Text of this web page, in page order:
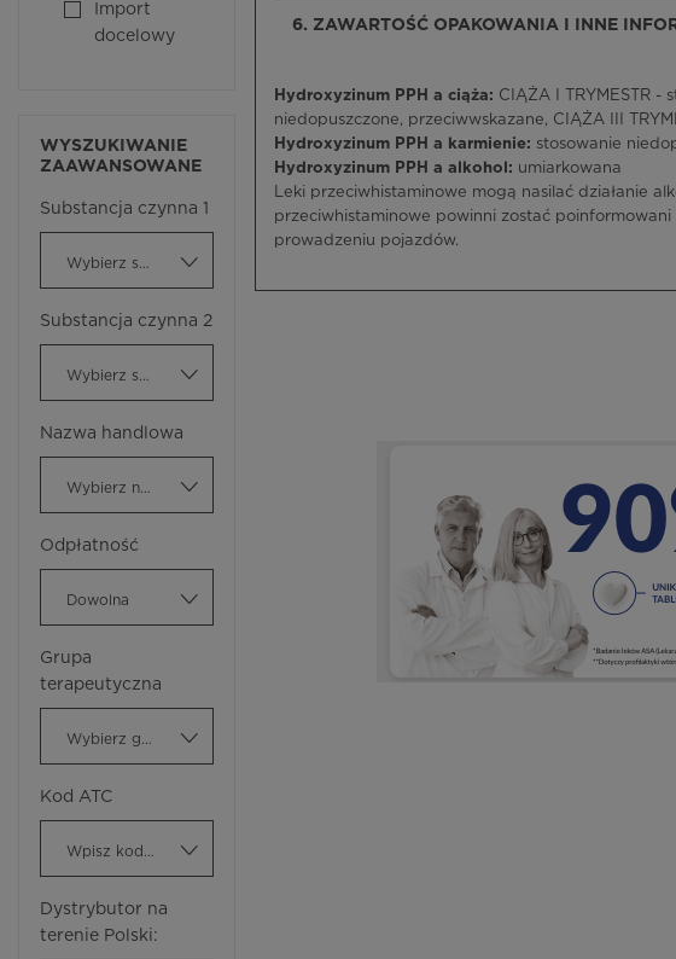
Import
docelowy
WYSZUKIWANIE
ZAAWANSOWANE
Substancja czynna 1
Substancja czynna 2
Nazwa handlowa
Odpłatność
Dowolna
Grupa
terapeutyczna
Kod ATC
Dystrybutor na
terenie Polski:
6. ZAWARTOŚĆ OPAKOWANIA I INNE
Hydroxyzinum PPH a ciąża: CIĄŻA I TRYMESTR -
niedopuszczone, przeciwwskazane, CIĄŻA III
Hydroxyzinum PPH a karmienie: stosowanie
Hydroxyzinum PPH a alkohol: umiarkowana
Leki przeciwhistaminowe mogą nasilać działanie
przeciwhistaminowe powinni zostać
prowadzeniu pojazdów.